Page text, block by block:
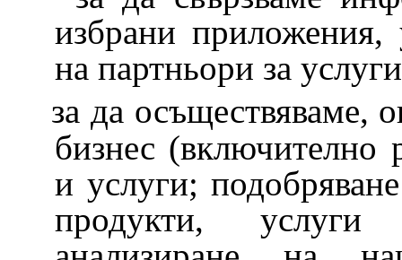
избрани приложения,
на партньори за
за да осъществяваме,
бизнес (включително
и услуги;
продукти,